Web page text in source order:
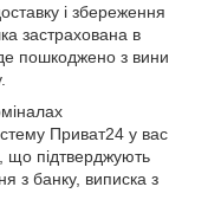
і збереження
застрахована в
пошкоджено з вини
Приват24 у вас
що підтверджують
з банку, виписка з